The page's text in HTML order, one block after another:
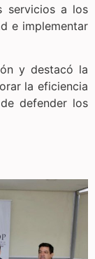
servicios a los
e implementar
y destacó la
la eficiencia
defender los